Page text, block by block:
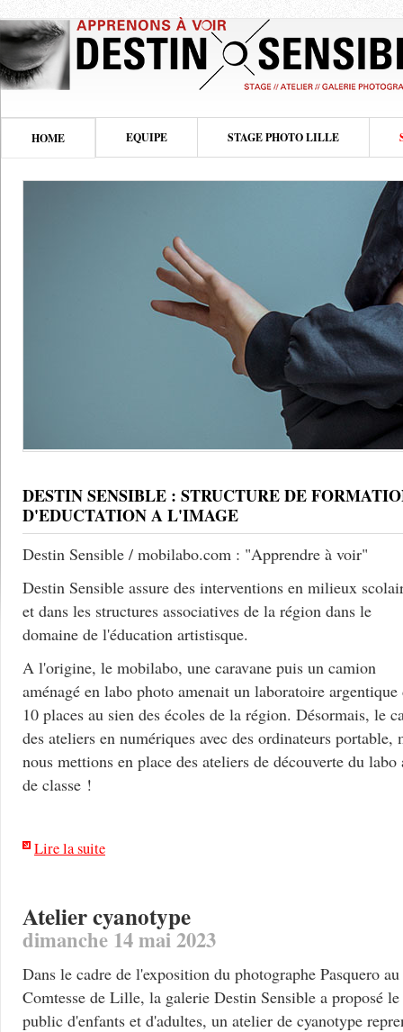
HOME EQUIPE STAGE PHOTO LILLE
DESTIN SENSIBLE : STRUCTURE DE
D'EDUCTATION A L'IMAGE
Destin Sensible / mobilabo.com : "Apprendre à voir"
Destin Sensible assure des interventions en milieux
et dans les structures associatives de la région dans le
domaine de l'éducation artistisque.
A l'origine, le mobilabo, une caravane puis un camion
aménagé en labo photo amenait un laboratoire argentique
10 places au sien des écoles de la région. Désormais, le
des ateliers en numériques avec des ordinateurs
nous mettions en place des ateliers de découverte du labo
de classe !
Lire la suite
Atelier cyanotype
dimanche 14 mai 2023
Dans le cadre de l'exposition du photographe Pasquero
Comtesse de Lille, la galerie Destin Sensible a proposé
public d'enfants et d'adultes, un atelier de cyanotype